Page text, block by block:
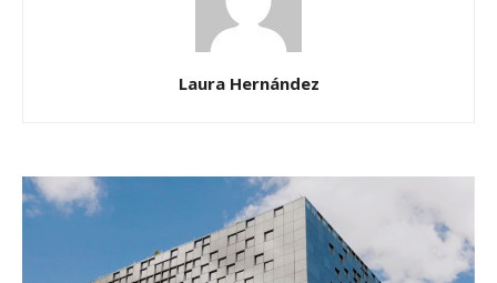
Laura Hernández